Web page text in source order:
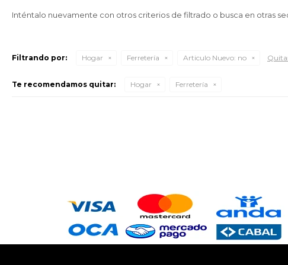
Inténtalo nuevamente con otros criterios de filtrado o busca en otras
Filtrando por: Hogar Ferretería Articulo Nuevo: no
Te recomendamos quitar: Hogar Ferretería